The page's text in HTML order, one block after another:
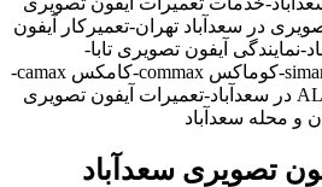
در سعدآباد تهران-تعمیرکار آیفون
نمایندگی آیفون تصویری تابا-
tabaالکتروپیک,سیماران-simaran-کوماکس commax-کامکس camax-
سوزوکی suzuki-آلدو ALDO در سعدآباد-تعمیرات آیفون تصویری
و محله سعدآباد
تصویری سعدآباد